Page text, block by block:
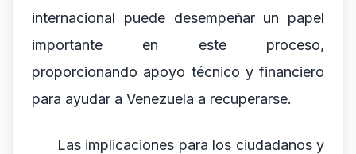
internacional puede desempeñar un papel
importante en este proceso,
proporcionando apoyo técnico y financiero
para ayudar a Venezuela a recuperarse.
Las implicaciones para los ciudadanos y